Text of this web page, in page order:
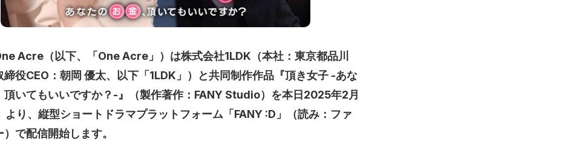
Acre（以下、「One Acre」）は株式会社1LDK（本社：東京都品川
締役CEO：朝岡 優太、以下「1LDK」）と共同制作作品『頂き女子 -あな
頂いてもいいですか？-』（製作著作：FANY Studio）を本日2025年2月
より、縦型ショートドラマプラットフォーム「FANY :D」（読み：ファ
で配信開始します。